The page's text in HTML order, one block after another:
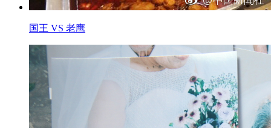
国王 VS 老鹰